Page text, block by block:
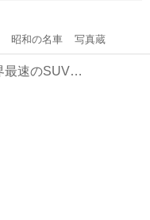
昭和の名車 写真蔵
【試乗】「世界最速のSUV」ベントレー ベンテイガ スピードに乗ってみた！